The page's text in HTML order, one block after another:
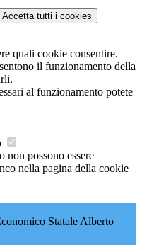
Accetta tutti i cookies
quali cookie consentire.
il funzionamento della
al funzionamento potete
non possono essere
nella pagina della cookie
Statale Alberto